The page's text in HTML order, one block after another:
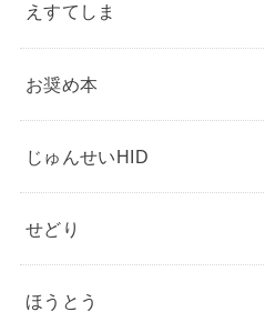
えすてしま
お奨め本
じゅんせいHID
せどり
ほうとう